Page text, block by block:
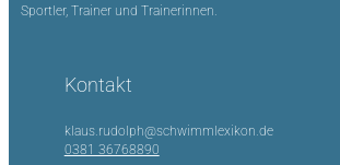
Sportler, Trainer und Trainerinnen.
Kontakt
klaus.rudolph@schwimmlexikon.de
0381 36768890